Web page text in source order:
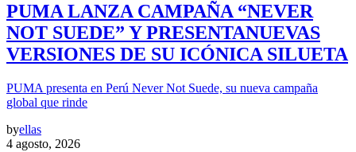
PUMA LANZA CAMPAÑA “NEVER
NOT SUEDE” Y PRESENTANUEVAS
VERSIONES DE SU ICÓNICA SILUETA
PUMA presenta en Perú Never Not Suede, su nueva campaña
global que rinde
byellas
4 agosto, 2026